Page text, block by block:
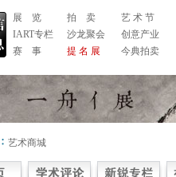
展 览
IART专栏
赛 事
拍 卖
沙龙聚会
提 名 展
艺 术 节
创意产业
今典拍卖
艺术商城